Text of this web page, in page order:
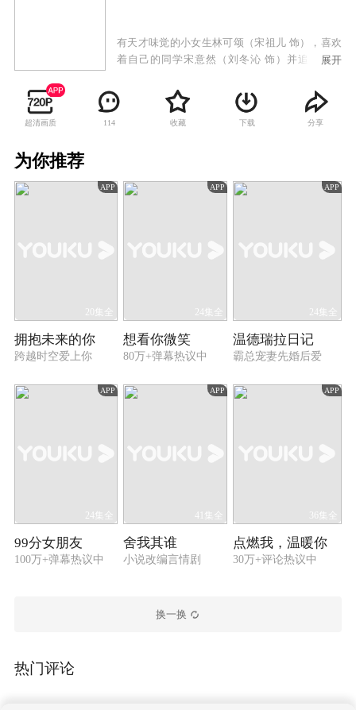
有天才味觉的小女生林可颂（宋祖儿 饰），喜欢
着自己的同学宋意然（刘冬沁 饰）并追到了美
经天 饰）。江千帆收了林可颂为徒并传授她厨
艺，还一起准备参加三个月以后的厨艺大赛。林
可颂虽然有着天才味觉，但是对厨艺是一窍不
己。在这个过程中宋意然也渐渐的对林可颂产生
展开
超清画质 114 收藏 下载 分享
为你推荐
APP
20集全
拥抱未来的你
跨越时空爱上你
APP
24集全
想看你微笑
80万+弹幕热议中
APP
24集全
温德瑞拉日记
霸总宠妻先婚后爱
APP
24集全
99分女朋友
100万+弹幕热议中
APP
41集全
舍我其谁
小说改编言情剧
APP
36集全
点燃我，温暖你
30万+评论热议中
换一换
热门评论